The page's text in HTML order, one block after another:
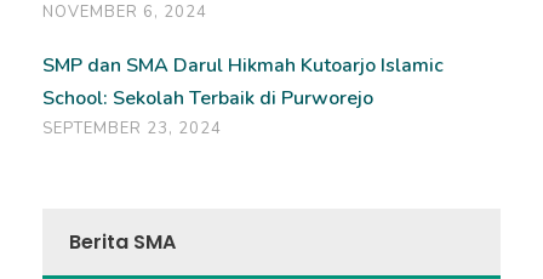
NOVEMBER 6, 2024
SMP dan SMA Darul Hikmah Kutoarjo Islamic
School: Sekolah Terbaik di Purworejo
SEPTEMBER 23, 2024
Berita SMA